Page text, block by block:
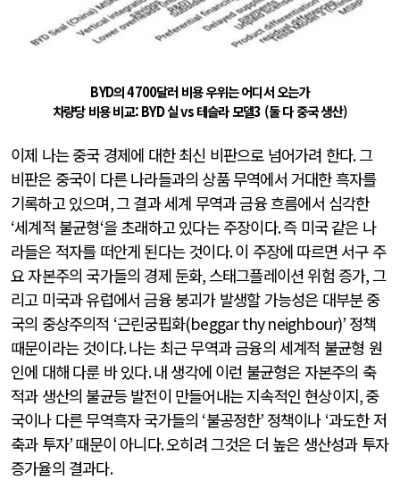
BYD의 4700달러 비용 우위는 어디서 오는가
차량당 비용 비교: BYD 실 vs 테슬라 모델3 (둘 다 중국 생산)
이제 나는 중국 경제에 대한 최신 비판으로 넘어가려 한다.그
비판은 중국이 다른 나라들과의 상품 무역에서 거대한 흑자를
기록하고 있으며,그 결과 세계 무역과 금융 흐름에서 심각한
‘세계적 불균형‘을 초래하고 있다는 주장이다.즉 미국 같은 나
라들은 적자를 떠안게 된다는 것이다.이 주장에 따르면 서구 주
요 자본주의 국가들의 경제 둔화,스태그플레이션 위험 증가,그
리고 미국과 유럽에서 금융 붕괴가 발생할 가능성은 대부분 중
국의 중상주의적 ‘근린궁핍화(beggar thy neighbour)’ 정책
때문이라는 것이다.나는 최근 무역과 금융의 세계적 불균형 원
인에 대해 다룬 바 있다.내 생각에 이런 불균형은 자본주의 축
적과 생산의 불균등 발전이 만들어내는 지속적인 현상이지,중
국이나 다른 무역흑자 국가들의 ‘불공정한’ 정책이나 ‘과도한 저
축과 투자’때문이 아니다.오히려 그것은 더 높은 생산성과 투자
증가율의 결과다.